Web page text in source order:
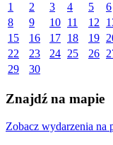
1
2 3 4 5 6
8
9 10 11 12
15
16 17 18 19
22
23 24 25 26
29
30
Znajdź na mapie
Zobacz wydarzenia na